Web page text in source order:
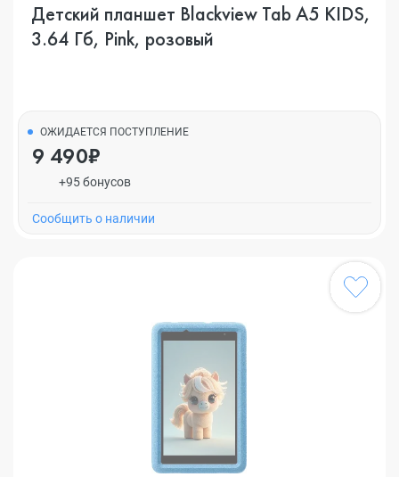
Детский планшет Blackview Tab A5 KIDS,
3.64 Гб, Pink, розовый
ОЖИДАЕТСЯ ПОСТУПЛЕНИЕ
9 490₽
+95 бонусов
Cообщить о наличии